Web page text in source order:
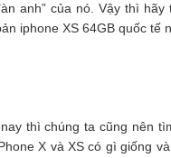
anh” của nó. Vậy thì
iphone XS 64GB quốc tế
thì chúng ta cũng nên
X và XS có gì giống